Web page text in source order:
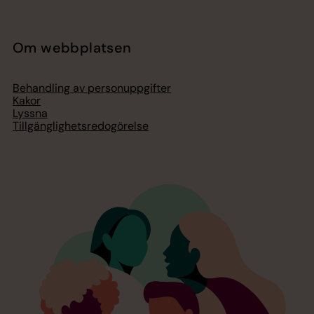
Om webbplatsen
Behandling av personuppgifter
Kakor
Lyssna
Tillgänglighetsredogörelse